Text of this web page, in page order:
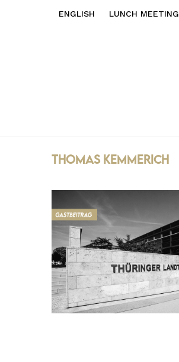
ENGLISH LUNCH MEETING
thomas kemmerich